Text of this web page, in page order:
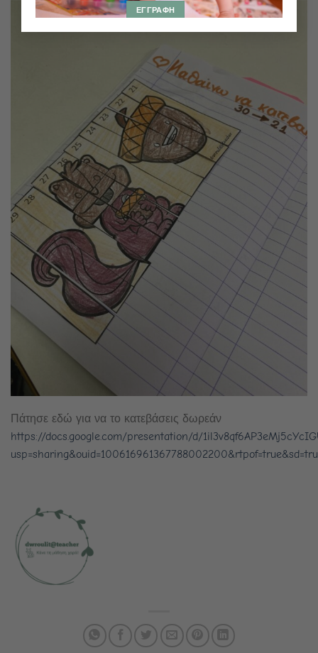
Πάτησε εδώ για να το κατεβάσεις δωρεάν
https://docs.google.com/presentation/d/